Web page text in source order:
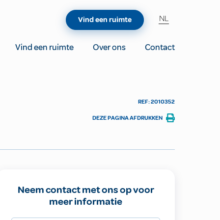
Vind een ruimte Over ons Contact
Vind een ruimte NL
REF: 2010352
DEZE PAGINA AFDRUKKEN
Neem contact met ons op voor
meer informatie